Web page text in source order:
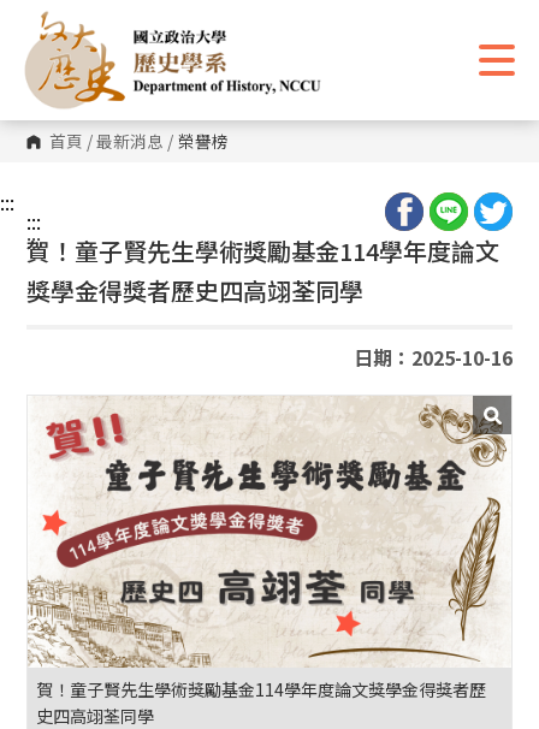
主
要
內
區
塊 首頁 /最新消息 / 榮譽榜
:::
:::
:::
賀！童子賢先生學術獎勵基金114學年度論文
獎學金得獎者歷史四高翊荃同學
日期：2025-10-16
賀！童子賢先生學術獎勵基金114學年度論文獎學金得獎者歷
史四高翊荃同學